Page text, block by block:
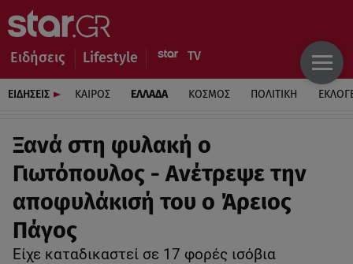
Ειδήσεις Lifestyle
ΕΙΔΗΣΕΙΣ ΚΑΙΡΟΣ ΕΛΛΑΔΑ ΚΟΣΜΟΣ ΠΟΛΙΤΙΚΗ
Ξανά στη φυλακή ο
Γιωτόπουλος - Ανέτρεψε την
αποφυλάκισή του ο Άρειος
Πάγος
Είχε καταδικαστεί σε 17 φορές ισόβια